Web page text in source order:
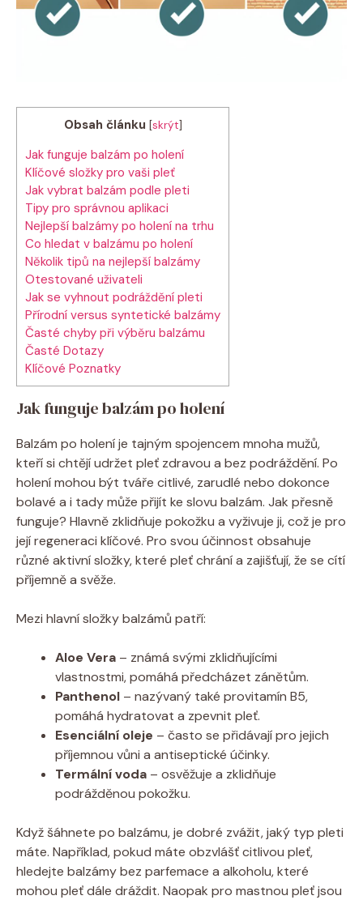
Obsah článku [skrýt]
Jak funguje balzám po holení
Klíčové složky pro vaši pleť
Jak vybrat balzám podle pleti
Tipy pro správnou aplikaci
Nejlepší balzámy po holení na trhu
Co hledat v balzámu po holení
Několik tipů na nejlepší balzámy
Otestované uživateli
Jak se vyhnout podráždění pleti
Přírodní versus syntetické balzámy
Časté chyby při výběru balzámu
Časté Dotazy
Klíčové Poznatky
Jak funguje balzám po holení
Balzám po holení je tajným spojencem mnoha mužů,
kteří si chtějí udržet pleť zdravou a bez podráždění. Po
holení mohou být tváře citlivé, zarudlé nebo dokonce
bolavé a i tady může přijít ke slovu balzám. Jak přesně
funguje? Hlavně zklidňuje pokožku a vyživuje ji, což je pro
její regeneraci klíčové. Pro svou účinnost obsahuje
různé aktivní složky, které pleť chrání a zajišťují, že se cítí
příjemně a svěže.
Mezi hlavní složky balzámů patří:
Aloe Vera – známá svými zklidňujícími
vlastnostmi, pomáhá předcházet zánětům.
Panthenol – nazývaný také provitamín B5,
pomáhá hydratovat a zpevnit pleť.
Esenciální oleje – často se přidávají pro jejich
příjemnou vůni a antiseptické účinky.
Termální voda – osvěžuje a zklidňuje
podrážděnou pokožku.
Když šáhnete po balzámu, je dobré zvážit, jaký typ pleti
máte. Například, pokud máte obzvlášť citlivou pleť,
hledejte balzámy bez parfemace a alkoholu, které
mohou pleť dále dráždit. Naopak pro mastnou pleť jsou